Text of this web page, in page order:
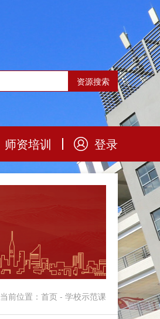
师资培训 登录
当前位置：首页 - 学校示范课